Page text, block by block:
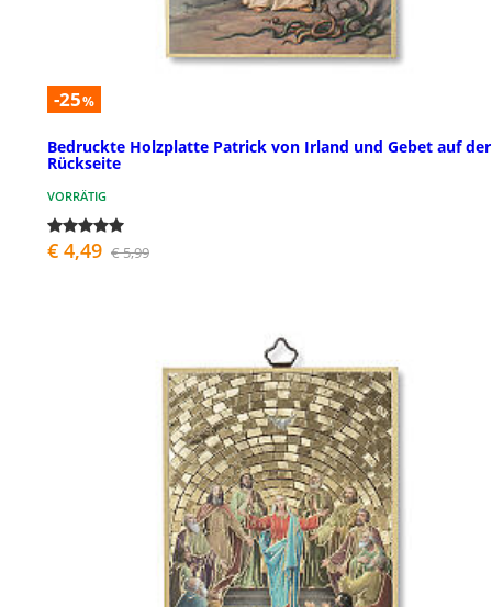
-25%
Bedruckte Holzplatte Patrick von Irland und Gebet auf der
Rückseite
VORRÄTIG
€ 4,49 € 5,99